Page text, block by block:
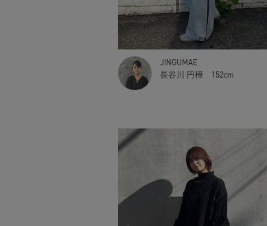
JINGUMAE
長谷川 円樺
152cm